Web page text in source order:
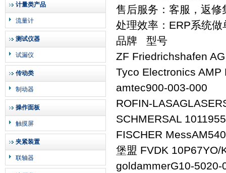
计量类产品
流量计
测试仪器
试漏仪
传动类
制动器
操作面板
触摸屏
夹紧装置
联轴器
售后服务：客服，返
处理效率：ERP系统
品牌 型号
ZF Friedrichshafen
Tyco Electronics AMP
amtec900-003-000
ROFIN-
SCHMERSAL
FISCHER
堡盟 FVDK 10P67YO/
goldammerG10-5020-